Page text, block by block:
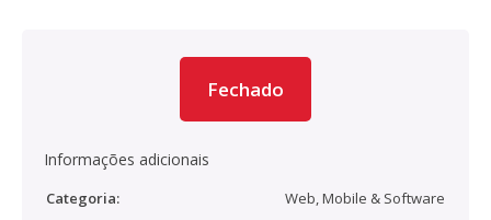
Fechado
Informações adicionais
Categoria:
Web, Mobile & Software